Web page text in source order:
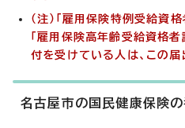
（注）「雇用保険特例受給資格
「雇用保険高年齢受給資格者
付を受けている人は、この届
名古屋市の国民健康保険の